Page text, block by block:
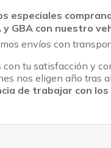
especiales
y GBA con nuestro
envíos con
tu satisfacción y
nos eligen año tras
de trabajar con